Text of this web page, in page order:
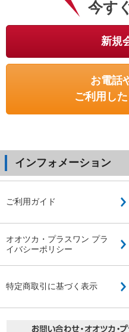
今す
お電話
ご利用し
インフォメーション
ご利用ガイド
オオツカ・プラスワン プラ
イバシーポリシー
特定商取引に基づく表示